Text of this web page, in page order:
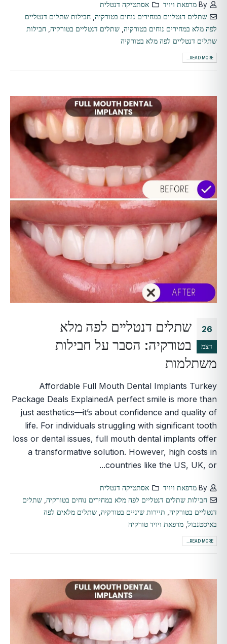
By מרפאת ויויד
אסתטיקה דנטלית
שתלים דנטליים במחירים נוחים בטורקיה ,חבילות שתלים דנטליים
לפה מלא במחירים נוחים בטורקיה שתלים דנטליים בטורקיה חבילות
שתלים דנטליים לפה מלא בטורקיה
READ MORE...
26
דצמ
שתלים דנטליים לפה מלא
בטורקיה: הסבר על חבילות
משתלמות
Affordable Full Mouth Dental Implants Turkey
Package Deals ExplainedA perfect smile is more than
just aesthetics—it’s about confidence and quality of
life. For individuals struggling with significant tooth
loss or dental issues, full mouth dental implants offer
a transformative solution. However, high costs in
countries like the US, UK, or...
By מרפאת ויויד
אסתטיקה דנטלית
חבילות שתלים דנטליים לפה מלא במחירים נוחים בטורקיה ,שתלים
דנטליים בטורקיה תיירות שיניים בטורקיה שתלים מלאים לפה
באיסטנבול מרפאת ויויד טורקיה
READ MORE...